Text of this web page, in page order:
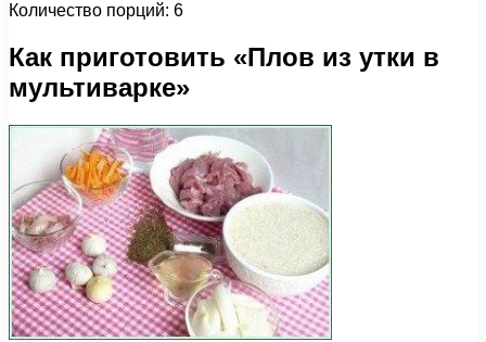
Количество порций: 6
Как приготовить «Плов из утки в
мультиварке»